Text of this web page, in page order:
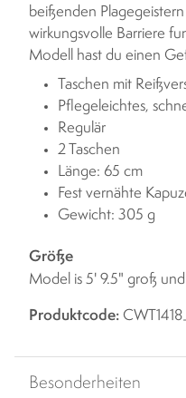
beißenden
wirkungsvolle Barriere
Modell hast du einen
Taschen mit
Pflegeleichtes,
Regulär
2 Taschen
Länge: 65 cm
Fest vernähte
Gewicht: 305 g
Größe
Model is 5' 9.5" groß
Produktcode:
Besonderheiten